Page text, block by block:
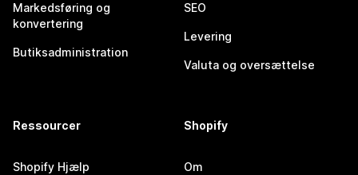
Markedsføring og
konvertering
Butiksadministration
SEO
Levering
Valuta og oversættelse
Ressourcer
Shopify Hjælp
Shopify
Om